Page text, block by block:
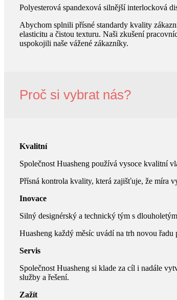
Polyesterová spandexová silnější interlocková
Abychom splnili přísné standardy kvality
elasticitu a čistou texturu. Naši zkušení
uspokojili naše vážené zákazníky.
Proč si vybrat nás?
Kvalitní
Společnost Huasheng používá vysoce kvalitní
Přísná kontrola kvality, která zajišťuje, že míra
Inovace
Silný designérský a technický tým s
Huasheng každý měsíc uvádí na trh novou řadu
Servis
Společnost Huasheng si klade za cíl i nadále
služby a řešení.
Zažít